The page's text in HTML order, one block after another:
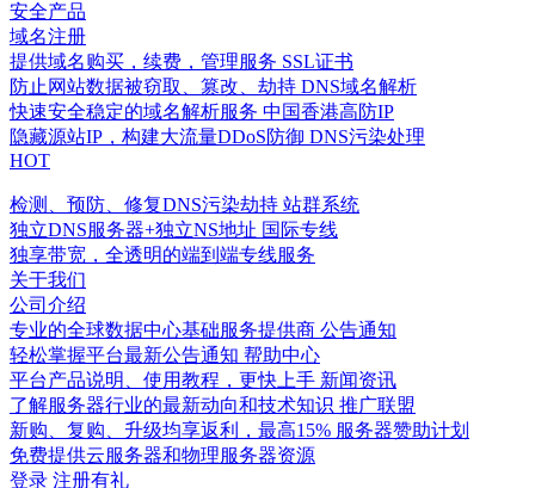
安全产品
域名注册
提供域名购买，续费，管理服务 SSL证书
防止网站数据被窃取、篡改、劫持 DNS域名解析
快速安全稳定的域名解析服务 中国香港高防IP
隐藏源站IP，构建大流量DDoS防御 DNS污染处理
HOT
检测、预防、修复DNS污染劫持 站群系统
独立DNS服务器+独立NS地址 国际专线
独享带宽，全透明的端到端专线服务
关于我们
公司介绍
专业的全球数据中心基础服务提供商 公告通知
轻松掌握平台最新公告通知 帮助中心
平台产品说明、使用教程，更快上手 新闻资讯
了解服务器行业的最新动向和技术知识 推广联盟
新购、复购、升级均享返利，最高15% 服务器赞助计划
免费提供云服务器和物理服务器资源
登录 注册有礼